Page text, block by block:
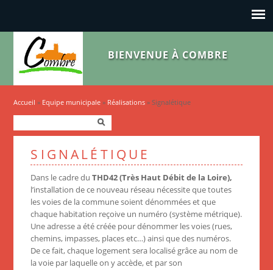
BIENVENUE À COMBRE
Vous êtes ici
Accueil » Equipe municipale » Réalisations » Signalétique
Formulaire de recherche
Rechercher
SIGNALÉTIQUE
Dans le cadre duTHD42 (Très Haut Débit de la Loire),
l’installation de ce nouveau réseau nécessite que toutes
les voies de la commune soient dénommées et que
chaque habitation reçoive un numéro (système métrique).
Une adresse a été créée pour dénommer les voies (rues,
chemins, impasses, places etc…) ainsi que des numéros.
De ce fait, chaque logement sera localisé grâce au nom de
la voie par laquelle on y accède, et par son